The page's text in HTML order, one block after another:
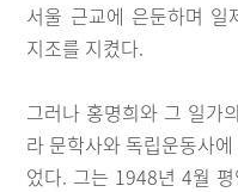
서울 근교에 은둔하며 일
지조를 지켰다.
그러나 홍명희와 그 일가
라 문학사와 독립운동사
었다. 그는 1948년 4월